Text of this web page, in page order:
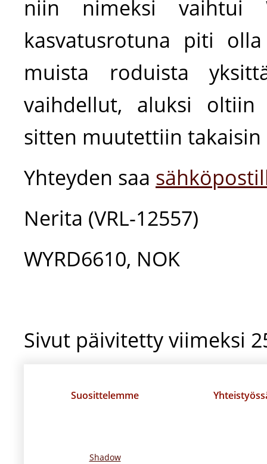
niin nimeksi vaihtui
kasvatusrotuna piti
muista roduista
vaihdellut, aluksi oltiin
sitten muutettiin takaisin
Yhteyden saa
Nerita (VRL-12557)
WYRD6610, NOK
Sivut päivitetty viimeksi
Suosittelemme
Shadow